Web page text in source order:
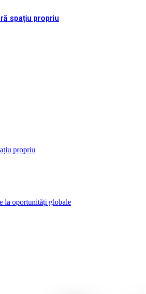
spațiu propriu
propriu
la oportunități globale